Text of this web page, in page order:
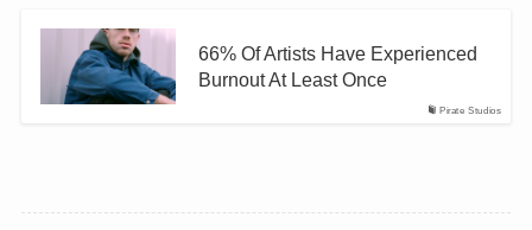
Pirate Studios
66% Of Artists Have Experienced
Burnout At Least Once